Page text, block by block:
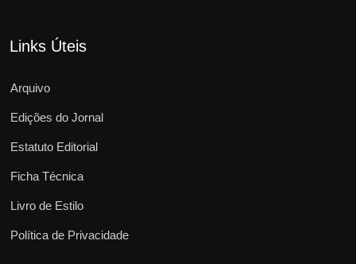
Links Úteis
Arquivo
Edições do Jornal
Estatuto Editorial
Ficha Técnica
Livro de Estilo
Política de Privacidade